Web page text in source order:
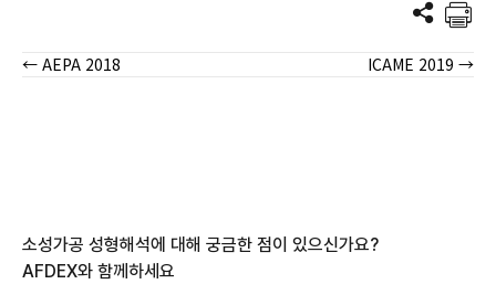
Posts
← AEPA 2018 ICAME 2019 →
소성가공 성형해석에 대해 궁금한 점이 있으신가요?
AFDEX와 함께하세요